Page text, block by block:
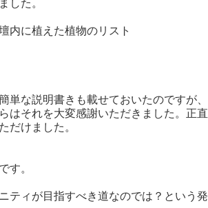
した。
内に植えた植物のリスト
単な説明書きも載せておいたのですが、
はそれを大変感謝いただきました。正直
だけました。
す。
ティが目指すべき道なのでは？という発